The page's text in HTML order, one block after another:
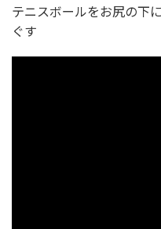
テニスボールをお尻の下
ぐす